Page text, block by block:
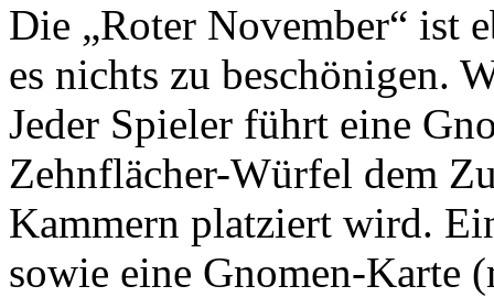
Die „Roter November“ ist
es nichts zu beschönigen.
Jeder Spieler führt eine
Zehnflächer-Würfel dem
Kammern platziert wird.
sowie eine Gnomen-Karte